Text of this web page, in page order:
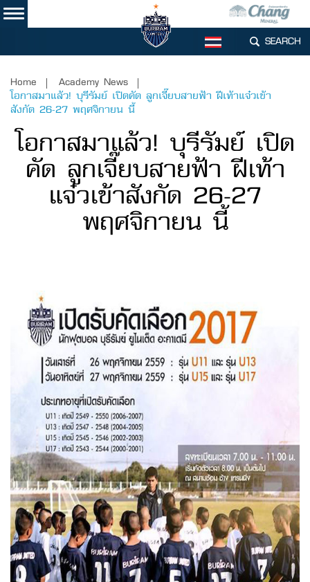
TH SEARCH
Home
Academy News
โอกาสมาแล้ว! บุรีรัมย์ เปิดคัด ลูกเจี๊ยบสายฟ้า ฝีเท้าแจ๋วเข้า
สังกัด 26-27 พฤศจิกายน นี้
โอกาสมาแล้ว! บุรีรัมย์ เปิด
คัด ลูกเจี๊ยบสายฟ้า ฝีเท้า
แจ๋วเข้าสังกัด 26-27
พฤศจิกายน นี้